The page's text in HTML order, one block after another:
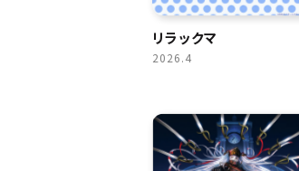
リラックマ
2026.4